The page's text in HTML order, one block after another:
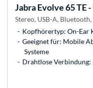
JabraEvolve 65 TE
Stereo, USB-A,
Kopfhörertyp: On-Ear
Geeignet für: Mobile
Systeme
Drahtlose Verbindung: